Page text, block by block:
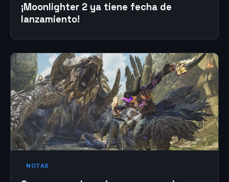
¡Moonlighter 2 ya tiene fecha de
lanzamiento!
NOTAS